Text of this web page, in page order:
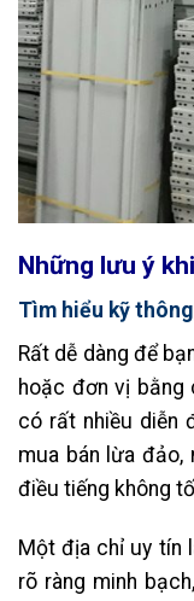
Những lưu ý
Tìm hiểu kỹ
Rất dễ dàng để
hoặc đơn vị bằng
có rất nhiều diễn
mua bán lừa đảo,
điều tiếng không
Một địa chỉ uy tín
rõ ràng minh